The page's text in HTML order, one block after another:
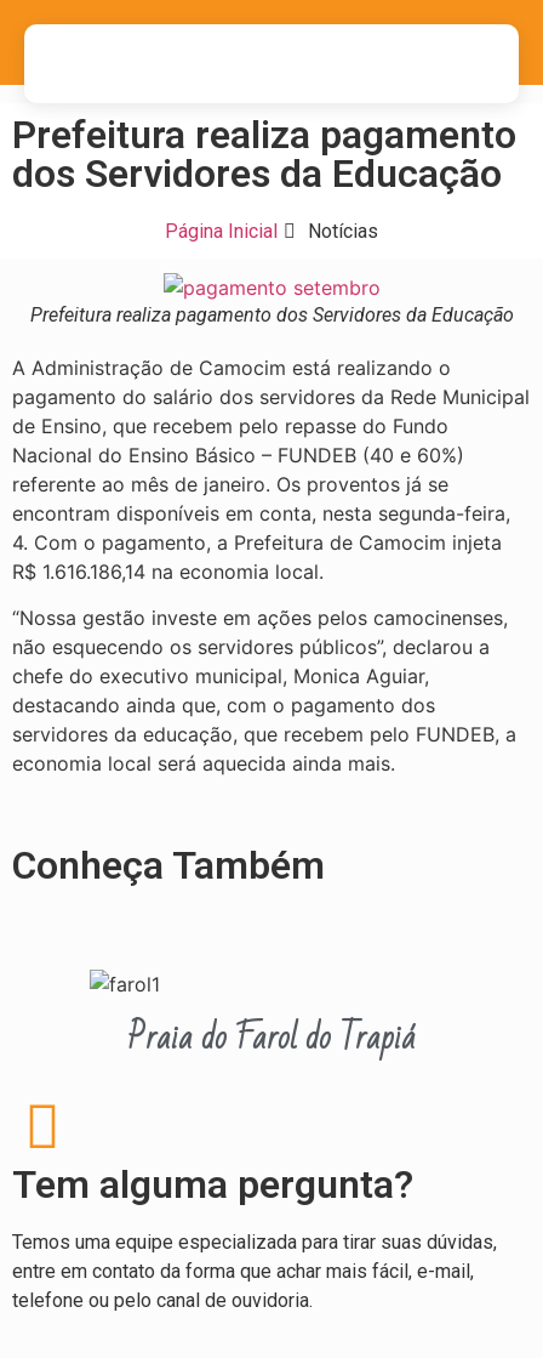
Prefeitura realiza pagamento
dos Servidores da Educação
Página Inicial Notícias
Prefeitura realiza pagamento dos Servidores da Educação
A Administração de Camocim está realizando o
pagamento do salário dos servidores da Rede Municipal
de Ensino, que recebem pelo repasse do Fundo
Nacional do Ensino Básico – FUNDEB (40 e 60%)
referente ao mês de janeiro. Os proventos já se
encontram disponíveis em conta, nesta segunda-feira,
4. Com o pagamento, a Prefeitura de Camocim injeta
R$ 1.616.186,14 na economia local.
“Nossa gestão investe em ações pelos camocinenses,
não esquecendo os servidores públicos”, declarou a
chefe do executivo municipal, Monica Aguiar,
destacando ainda que, com o pagamento dos
servidores da educação, que recebem pelo FUNDEB, a
economia local será aquecida ainda mais.
Conheça Também
Praia do Farol do Trapiá
Tem alguma pergunta?
Temos uma equipe especializada para tirar suas dúvidas,
entre em contato da forma que achar mais fácil, e-mail,
telefone ou pelo canal de ouvidoria.